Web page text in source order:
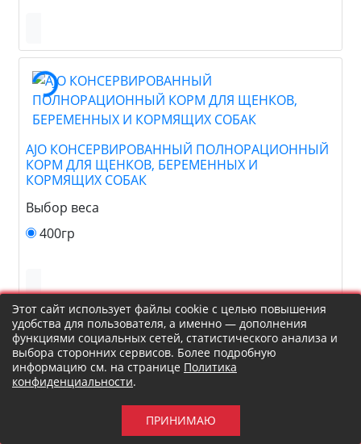
AJO КОНСЕРВИРОВАННЫЙ ПОЛНОРАЦИОННЫЙ
КОРМ ДЛЯ ЩЕНКОВ, БЕРЕМЕННЫХ И
КОРМЯЩИХ СОБАК
Выбор веса
400гр
AJO КОНСЕРВИРОВАННЫЙ ПОЛНОРАЦИОННЫЙ
КОРМ ДЛЯ ВЗРОСЛЫХ СОБАК, СКЛОННЫХ К
Этот сайт использует файлы cookie с целью повышения
удобства для пользователя, а именно — дополнения
функциями социальных сетей, статистического анализа и
выбора сторонних сервисов. Более подробную
информацию см. на странице Политика
конфиденциальности.
ПРИНИМАЮ